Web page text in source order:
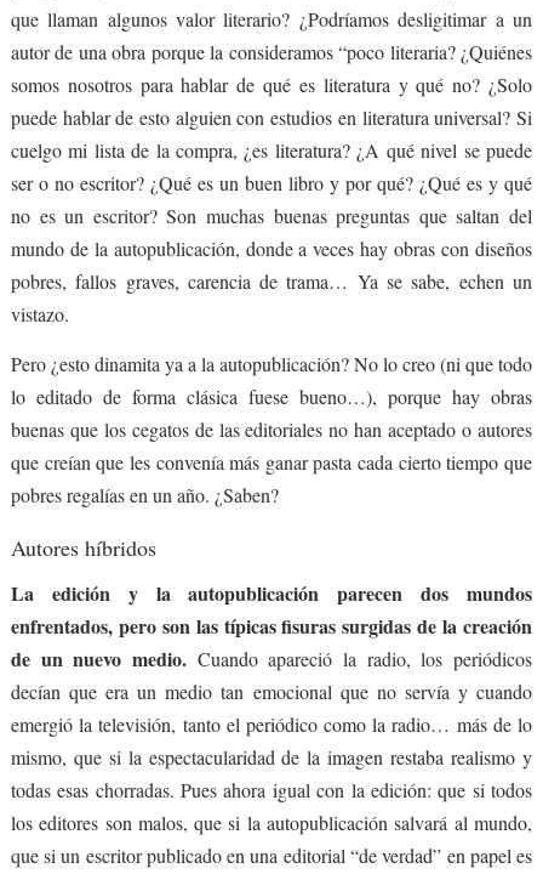
que llaman algunos valor literario? ¿Podríamos desligitimar a un
autor de una obra porque la consideramos “poco literaria? ¿Quiénes
somos nosotros para hablar de qué es literatura y qué no? ¿Solo
puede hablar de esto alguien con estudios en literatura universal? Si
cuelgo mi lista de la compra, ¿es literatura? ¿A qué nivel se puede
ser o no escritor? ¿Qué es un buen libro y por qué? ¿Qué es y qué
no es un escritor? Son muchas buenas preguntas que saltan del
mundo de la autopublicación, donde a veces hay obras con diseños
pobres, fallos graves, carencia de trama… Ya se sabe, echen un
vistazo.
Pero ¿esto dinamita ya a la autopublicación? No lo creo (ni que todo
lo editado de forma clásica fuese bueno…), porque hay obras
buenas que los cegatos de las editoriales no han aceptado o autores
que creían que les convenía más ganar pasta cada cierto tiempo que
pobres regalías en un año. ¿Saben?
Autores híbridos
La edición y la autopublicación parecen dos mundos
enfrentados, pero son las típicas fisuras surgidas de la creación
de un nuevo medio. Cuando apareció la radio, los periódicos
decían que era un medio tan emocional que no servía y cuando
emergió la televisión, tanto el periódico como la radio… más de lo
mismo, que si la espectacularidad de la imagen restaba realismo y
todas esas chorradas. Pues ahora igual con la edición: que si todos
los editores son malos, que si la autopublicación salvará al mundo,
que si un escritor publicado en una editorial “de verdad” en papel es